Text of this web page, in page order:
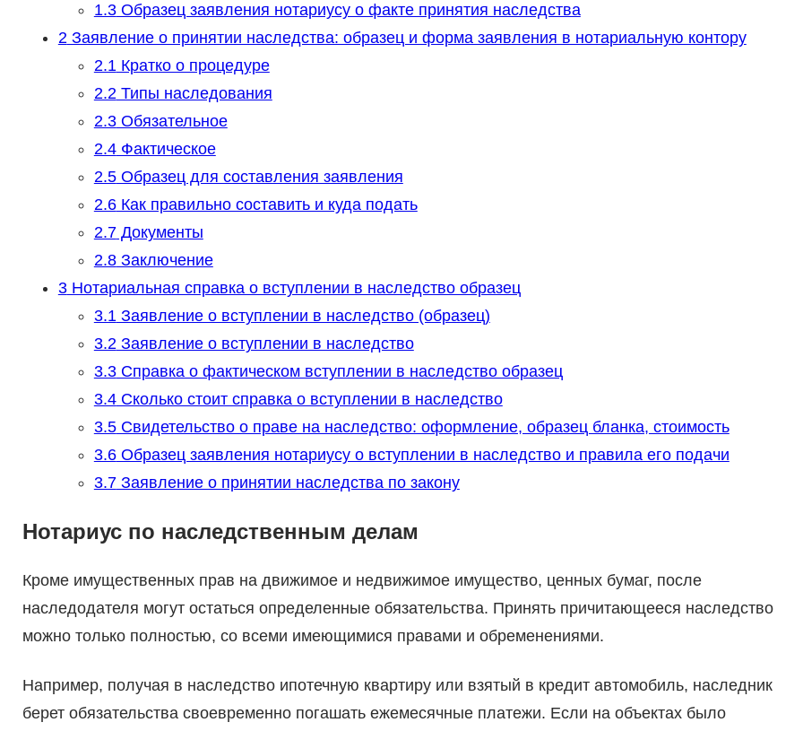
1.3Образец заявления нотариусу о факте принятия наследства
2Заявление о принятии наследства: образец и форма заявления в нотариальную контору
2.1Кратко о процедуре
2.2Типы наследования
2.3Обязательное
2.4Фактическое
2.5Образец для составления заявления
2.6Как правильно составить и куда подать
2.7Документы
2.8Заключение
3Нотариальная справка о вступлении в наследство образец
3.1Заявление о вступлении в наследство (образец)
3.2Заявление о вступлении в наследство
3.3Справка о фактическом вступлении в наследство образец
3.4Сколько стоит справка о вступлении в наследство
3.5Свидетельство о праве на наследство: оформление, образец бланка, стоимость
3.6Образец заявления нотариусу о вступлении в наследство и правила его подачи
3.7Заявление о принятии наследства по закону
Нотариус по наследственным делам
Кроме имущественных прав на движимое и недвижимое имущество, ценных бумаг, после
наследодателя могут остаться определенные обязательства. Принять причитающееся наследство
можно только полностью, со всеми имеющимися правами и обременениями.
Например, получая в наследство ипотечную квартиру или взятый в кредит автомобиль, наследник
берет обязательства своевременно погашать ежемесячные платежи. Если на объектах было